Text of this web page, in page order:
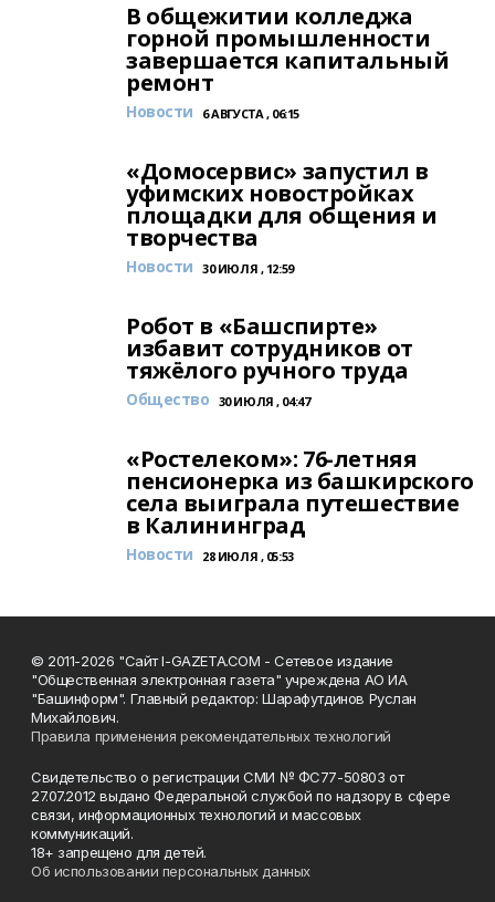
В общежитии колледжа
горной промышленности
завершается капитальный
ремонт
Новости 6 АВГУСТА , 06:15
«Домосервис» запустил в
уфимских новостройках
площадки для общения и
творчества
Новости 30 ИЮЛЯ , 12:59
Робот в «Башспирте»
избавит сотрудников от
тяжёлого ручного труда
Общество 30 ИЮЛЯ , 04:47
«Ростелеком»: 76-летняя
пенсионерка из башкирского
села выиграла путешествие
в Калининград
Новости 28 ИЮЛЯ , 05:53
© 2011-2026 "Сайт I-GAZETA.COM - Сетевое издание
"Общественная электронная газета" учреждена АО ИА
"Башинформ". Главный редактор: Шарафутдинов Руслан
Михайлович.
Правила применения рекомендательных технологий
Свидетельство о регистрации СМИ № ФС77-50803 от
27.07.2012 выдано Федеральной службой по надзору в сфере
связи, информационных технологий и массовых
коммуникаций.
18+ запрещено для детей.
Об использовании персональных данных